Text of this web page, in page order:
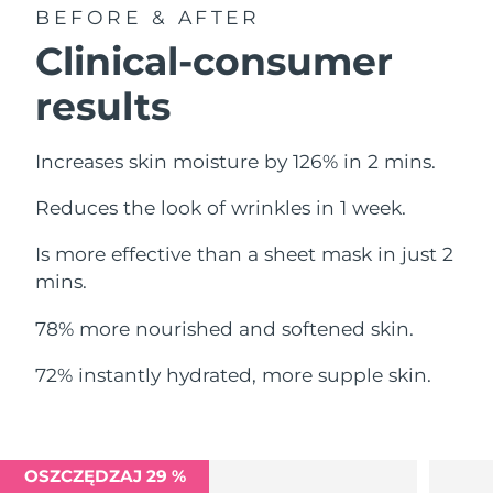
BEFORE & AFTER
Clinical-consumer
results
Increases skin moisture by 126% in 2 mins.
Reduces the look of wrinkles in 1 week.
Is more effective than a sheet mask in just 2
mins.
78% more nourished and softened skin.
72% instantly hydrated, more supple skin.
OSZCZĘDZAJ 29 %
Liban
Oczekiwany czas dostawy
Luksemburg
9/8/26
SRA Makau (Chiny)
Oczekiwany czas dostawy
Malezja
Oczekiwany czas dostawy
Monako